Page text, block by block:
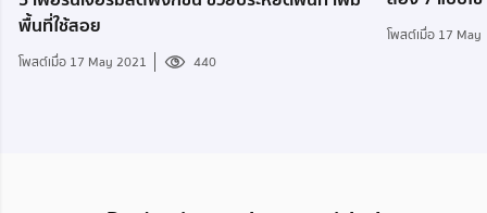
พื้นที่ใช้สอย
โพสต์เมื่อ 17 May 2021 440
โพสต์เมื่อ 17 May